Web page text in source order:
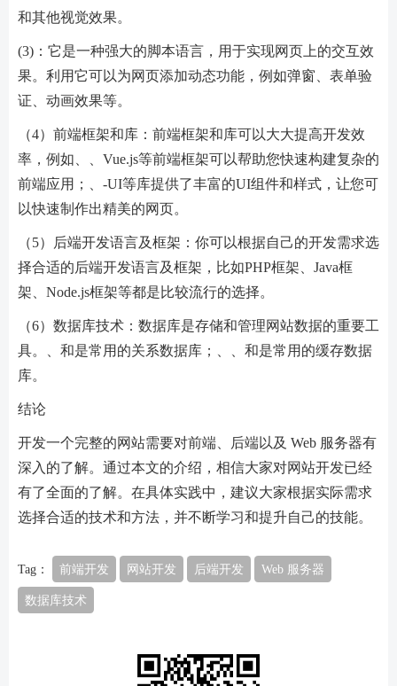
和其他视觉效果。
(3)：它是一种强大的脚本语言，用于实现网页上的交互效
果。利用它可以为网页添加动态功能，例如弹窗、表单验
证、动画效果等。
（4）前端框架和库：前端框架和库可以大大提高开发效
率，例如、、Vue.js等前端框架可以帮助您快速构建复杂的
前端应用；、-UI等库提供了丰富的UI组件和样式，让您可
以快速制作出精美的网页。
（5）后端开发语言及框架：你可以根据自己的开发需求选
择合适的后端开发语言及框架，比如PHP框架、Java框
架、Node.js框架等都是比较流行的选择。
（6）数据库技术：数据库是存储和管理网站数据的重要工
具。、和是常用的关系数据库；、、和是常用的缓存数据
库。
结论
开发一个完整的网站需要对前端、后端以及 Web 服务器有
深入的了解。通过本文的介绍，相信大家对网站开发已经
有了全面的了解。在具体实践中，建议大家根据实际需求
选择合适的技术和方法，并不断学习和提升自己的技能。
Tag： 前端开发 网站开发 后端开发 Web 服务器
数据库技术